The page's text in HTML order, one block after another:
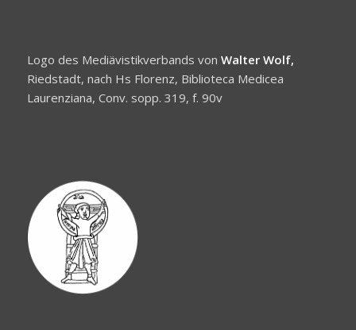
Logo des Mediävistikverbands von Walter Wolf,
Riedstadt, nach Hs Florenz, Biblioteca Medicea
Laurenziana, Conv. sopp. 319, f. 90v